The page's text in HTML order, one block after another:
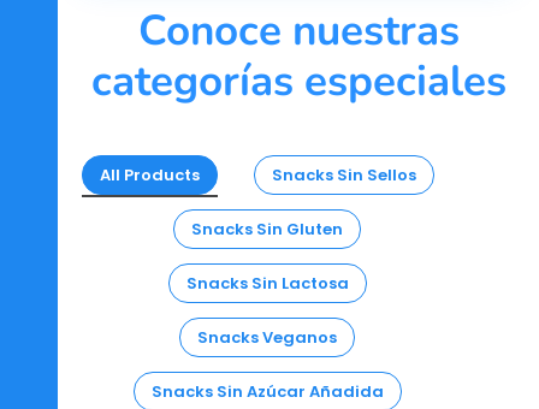
Conoce nuestras
categorías especiales
All Products Snacks Sin Sellos
Snacks Sin Gluten
Snacks Sin Lactosa
Snacks Veganos
Snacks Sin Azúcar Añadida